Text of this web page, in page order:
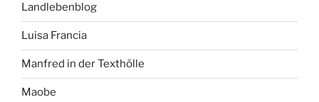
Landlebenblog
Luisa Francia
Manfred in der Texthölle
Maobe